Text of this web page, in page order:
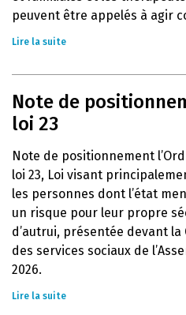
peuvent être appelés à agir
Lire la suite
Note de
loi 23
Note de positionnement
loi 23, Loi visant
les personnes dont l’état
un risque pour leur propre
d’autrui, présentée devant
des services sociaux de
2026.
Lire la suite